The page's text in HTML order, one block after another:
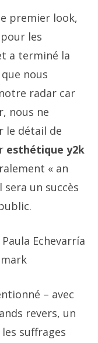
premier look,
les
a terminé la
que nous
radar car
nous ne
le détail de
esthétique y2k
« an
sera un succès
Echevarría
– avec
revers, un
suffrages